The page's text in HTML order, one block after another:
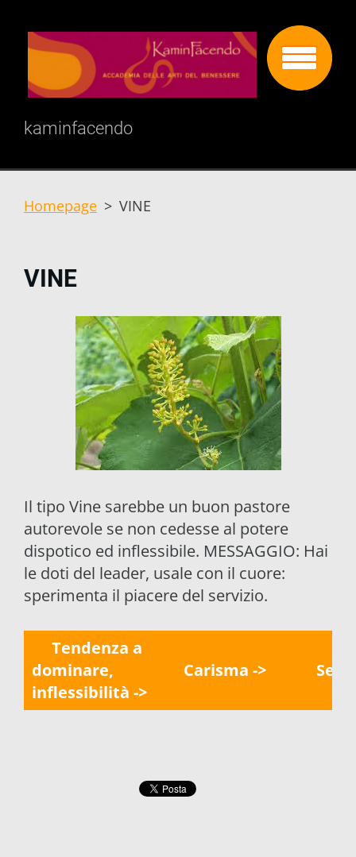
kaminfacendo
Homepage > VINE
VINE
Il tipo Vine sarebbe un buon pastore
autorevole se non cedesse al potere
dispotico ed inflessibile. MESSAGGIO: Hai
le doti del leader, usale con il cuore:
sperimenta il piacere del servizio.
Tendenza a
dominare,
inflessibilità ->
Carisma ->